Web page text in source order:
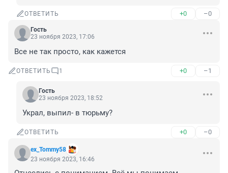
ОТВЕТИТЬ +0 –0
Гость
23 ноября 2023, 17:06
Все не так просто, как кажется
ОТВЕТИТЬ 1 +0 –1
Гость
23 ноября 2023, 18:52
Украл, выпил- в тюрьму?
ОТВЕТИТЬ +0 –0
ex_Tommy58
23 ноября 2023, 16:46